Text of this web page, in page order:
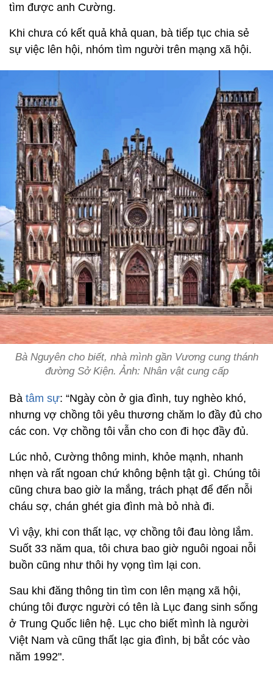
tìm được anh Cường.
Khi chưa có kết quả khả quan, bà tiếp tục chia sẻ
sự việc lên hội, nhóm tìm người trên mạng xã hội.
Bà Nguyên cho biết, nhà mình gần Vương cung thánh
đường Sở Kiện. Ảnh: Nhân vật cung cấp
Bà tâm sự: “Ngày còn ở gia đình, tuy nghèo khó,
nhưng vợ chồng tôi yêu thương chăm lo đầy đủ cho
các con. Vợ chồng tôi vẫn cho con đi học đầy đủ.
Lúc nhỏ, Cường thông minh, khỏe mạnh, nhanh
nhẹn và rất ngoan chứ không bệnh tật gì. Chúng tôi
cũng chưa bao giờ la mắng, trách phạt để đến nỗi
cháu sợ, chán ghét gia đình mà bỏ nhà đi.
Vì vậy, khi con thất lạc, vợ chồng tôi đau lòng lắm.
Suốt 33 năm qua, tôi chưa bao giờ nguôi ngoai nỗi
buồn cũng như thôi hy vọng tìm lại con.
Sau khi đăng thông tin tìm con lên mạng xã hội,
chúng tôi được người có tên là Lục đang sinh sống
ở Trung Quốc liên hệ. Lục cho biết mình là người
Việt Nam và cũng thất lạc gia đình, bị bắt cóc vào
năm 1992".